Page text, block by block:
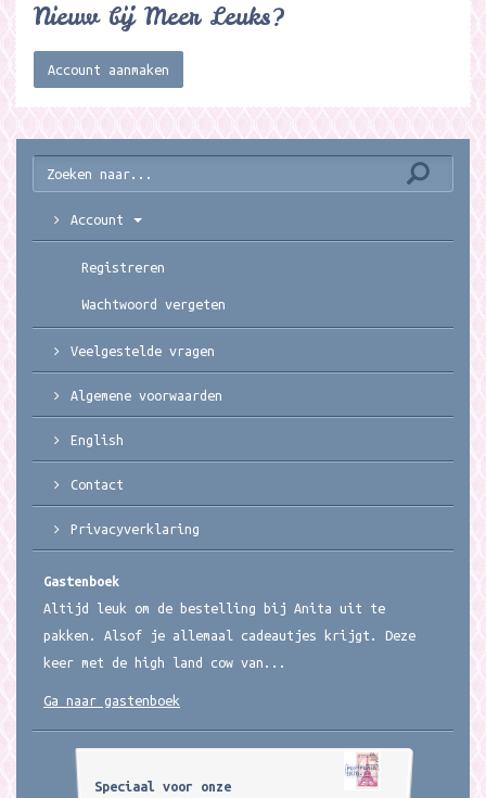
Nieuw bij Meer Leuks?
Account aanmaken
Account
Registreren
Wachtwoord vergeten
Veelgestelde vragen
Algemene voorwaarden
English
Contact
Privacyverklaring
Gastenboek
Altijd leuk om de bestelling bij Anita uit te
pakken. Alsof je allemaal cadeautjes krijgt. Deze
keer met de high land cow van...
Ga naar gastenboek
Speciaal voor onze